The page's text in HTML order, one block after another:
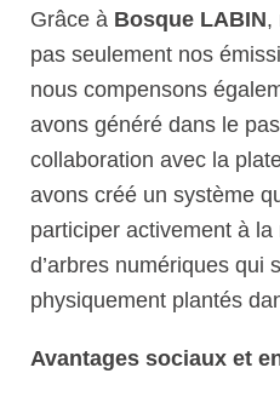
Grâce à Bosque LABIN,
pas seulement nos
nous compensons
avons généré dans le
collaboration avec la
avons créé un système
participer activement à
d’arbres numériques qui
physiquement plantés
Avantages sociaux et